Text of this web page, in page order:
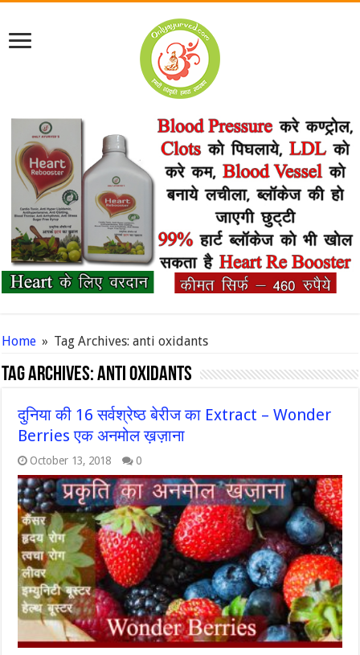
Home » Tag Archives: anti oxidants
Tag Archives:anti oxidants
दुनिया की 16 सर्वश्रेष्ठ बेरीज का Extract – Wonder
Berries एक अनमोल ख़ज़ाना
October 13, 2018 0